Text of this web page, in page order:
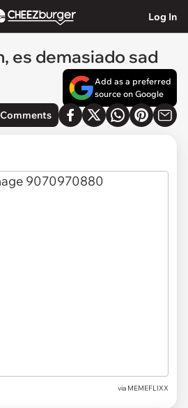
Log In
es demasiado sad
Add as a preferred
source on Google
Comments
via MEMEFLIXX